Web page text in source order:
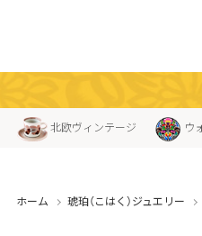
北欧ヴィンテージ ウ
ホーム 琥珀（こはく）ジュエリー